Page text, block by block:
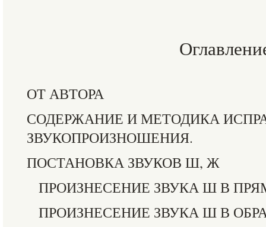
ОТ АВТОРА
СОДЕРЖАНИЕ И МЕТОДИКА
ЗВУКОПРОИЗНОШЕНИЯ.
ПОСТАНОВКА ЗВУКОВ Ш, Ж
ПРОИЗНЕСЕНИЕ ЗВУКА Ш В
ПРОИЗНЕСЕНИЕ ЗВУКА Ш В